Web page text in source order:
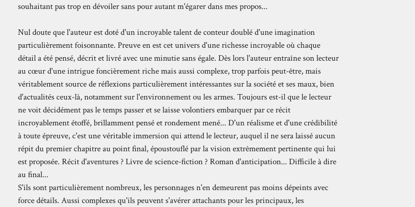
souhaitant pas trop en dévoiler sans pour autant m'égarer dans mes propos...
Nul doute que l'auteur est doté d'un incroyable talent de conteur doublé d'une imagination
particulièrement foisonnante. Preuve en est cet univers d'une richesse incroyable où chaque
détail a été pensé, décrit et livré avec une minutie sans égale. Dès lors l'auteur entraîne son lecteur
au cœur d'une intrigue foncièrement riche mais aussi complexe, trop parfois peut-être, mais
véritablement source de réflexions particulièrement intéressantes sur la société et ses maux, bien
d'actualités ceux-là, notamment sur l'environnement ou les armes. Toujours est-il que le lecteur
ne voit décidément pas le temps passer et se laisse volontiers embarquer par ce récit
incroyablement étoffé, brillamment pensé et rondement mené... D'un réalisme et d'une crédibilité
à toute épreuve, c'est une véritable immersion qui attend le lecteur, auquel il ne sera laissé aucun
répit du premier chapitre au point final, époustouflé par la vision extrêmement pertinente qui lui
est proposée. Récit d'aventures ? Livre de science-fiction ? Roman d'anticipation... Difficile à dire
au final...
S'ils sont particulièrement nombreux, les personnages n'en demeurent pas moins dépeints avec
force détails. Aussi complexes qu'ils peuvent s'avérer attachants pour les principaux, les